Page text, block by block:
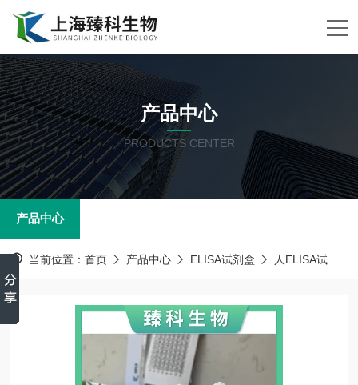
产品中心
PRODUCTS CENTER
产品中心
当前位置： 首页 产品中心 ELISA试剂盒 人ELISA试剂盒